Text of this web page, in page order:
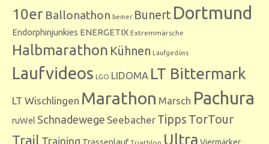
10er Ballonathon bemer Bunert Dortmund
Endorphinjunkies ENERGETIX Extremmärsche
Halbmarathon Kühnen Laufgedöns
Laufvideos LGO LIDOMA LT Bittermark
LT Wischlingen Marathon Marsch Pachura
ruWel Schnadewege Seebacher Tipps TorTour
Trail Training Trassenlauf Ultra